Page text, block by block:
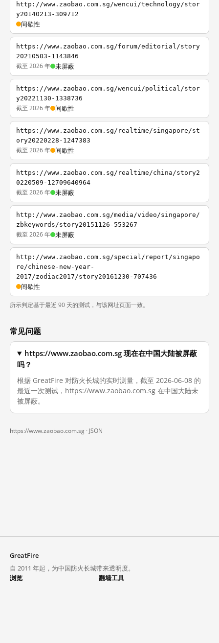
http://www.zaobao.com.sg/wencui/technology/stor
y20140213-309712
间歇性
https://www.zaobao.com.sg/forum/editorial/story
20210503-1143846
截至 2026 年 未屏蔽
https://www.zaobao.com.sg/wencui/political/stor
y20221130-1338736
截至 2026 年 间歇性
https://www.zaobao.com.sg/realtime/singapore/st
ory20220228-1247383
截至 2026 年 间歇性
https://www.zaobao.com.sg/realtime/china/story2
0220509-12709640964
截至 2026 年 未屏蔽
http://www.zaobao.com.sg/media/video/singapore/
zbkeywords/story20151126-553267
截至 2026 年 未屏蔽
http://www.zaobao.com.sg/special/report/singapo
re/chinese-new-year-
2017/zodiac2017/story20161230-707436
间歇性
所示判定基于最近 90 天的测试，与该网址页面一致。
常见问题
https://www.zaobao.com.sg 现在在中国大陆被屏蔽
吗？
根据 GreatFire 对防火长城的实时测量，截至 2026-06-08 的
最近一次测试，https://www.zaobao.com.sg 在中国大陆未
被屏蔽。
https://www.zaobao.com.sg · JSON
GreatFire
自 2011 年起，为中国防火长城带来透明度。
浏览
翻墙工具